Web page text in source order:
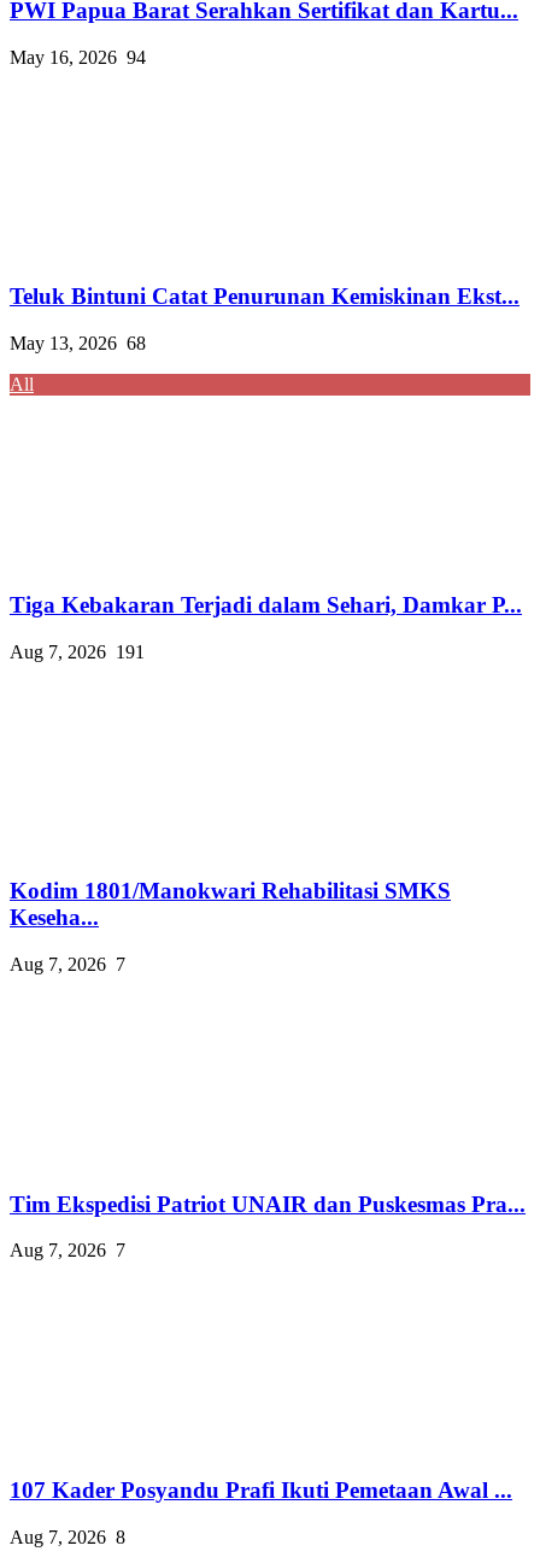
PWI Papua Barat Serahkan Sertifikat dan Kartu...
May 16, 2026 94
Teluk Bintuni Catat Penurunan Kemiskinan Ekst...
May 13, 2026 68
All
Tiga Kebakaran Terjadi dalam Sehari, Damkar P...
Aug 7, 2026 191
Kodim 1801/Manokwari Rehabilitasi SMKS
Keseha...
Aug 7, 2026 7
Tim Ekspedisi Patriot UNAIR dan Puskesmas Pra...
Aug 7, 2026 7
107 Kader Posyandu Prafi Ikuti Pemetaan Awal ...
Aug 7, 2026 8